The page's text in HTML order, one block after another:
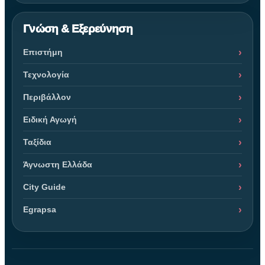
Γνώση & Εξερεύνηση
Επιστήμη
Τεχνολογία
Περιβάλλον
Ειδική Αγωγή
Ταξίδια
Άγνωστη Ελλάδα
City Guide
Egrapsa